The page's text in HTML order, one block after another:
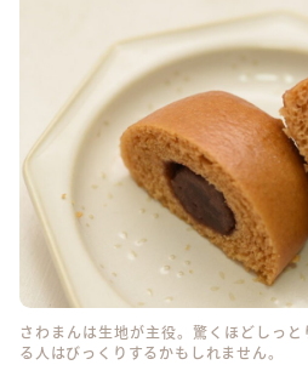
さわまんは生地が主役。驚くほどしっ
る人はびっくりするかもしれません。